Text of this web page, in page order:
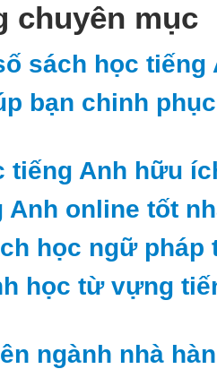
chuyên mục
sách học tiếng
bạn chinh
tiếng Anh hữu
Anh online tốt
học ngữ pháp
học từ vựng
ngành nhà